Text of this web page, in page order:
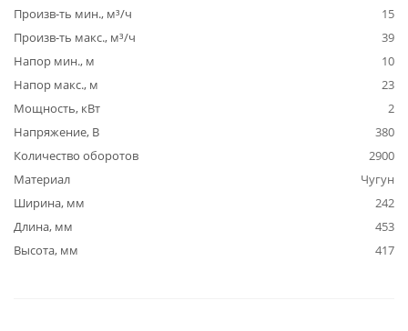
Произв-ть мин., м³/ч
15
Произв-ть макс., м³/ч
39
Напор мин., м
10
Напор макс., м
23
Мощность, кВт
2
Напряжение, В
380
Количество оборотов
2900
Материал
Чугун
Ширина, мм
242
Длина, мм
453
Высота, мм
417